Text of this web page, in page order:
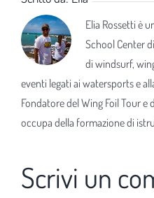
Elia Rossetti è
School Center
di windsurf,
eventi legati ai watersports e
Fondatore del Wing Foil Tour e
occupa della formazione di
Scrivi un